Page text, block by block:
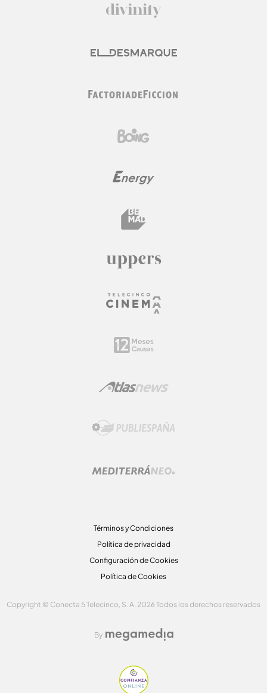
Términos y Condiciones
Política de privacidad
Configuración de Cookies
Política de Cookies
Copyright © Conecta 5 Telecinco, S. A. 2026 Todos los derechos reservados
By